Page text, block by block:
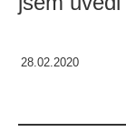
28.02.2020